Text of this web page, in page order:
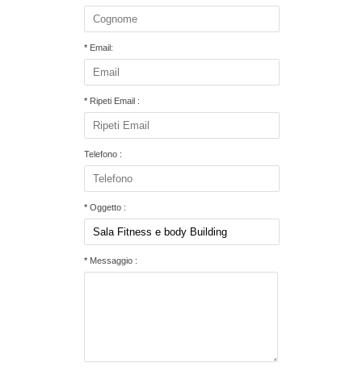
* Email:
* Ripeti Email :
Telefono :
* Oggetto :
* Messaggio :